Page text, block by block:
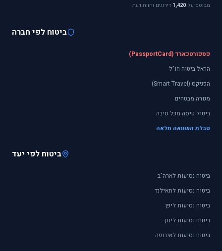
מבוסס על 1,420 דירוגים וחוות דעת
ביטוח לפי חברה
פספורטכארד (PassportCard)
הראל ביטוח חו"ל
הפניקס (Smart Travel)
מנורה מבטחים
ביטול טיסה מכל סיבה
טבלת השוואה מלאה
ביטוח לפי יעד
ביטוח נסיעות לארה"ב
ביטוח נסיעות לתאילנד
ביטוח נסיעות ליפן
ביטוח נסיעות ליוון
ביטוח נסיעות לאירופה